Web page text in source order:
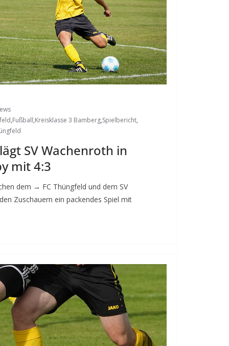
,Fußball,Kreisklasse 3 Bamberg,Spielbericht,
SV Wachenroth in
mit 4:3
dem → FC Thüngfeld und dem SV
Zuschauern ein packendes Spiel mit